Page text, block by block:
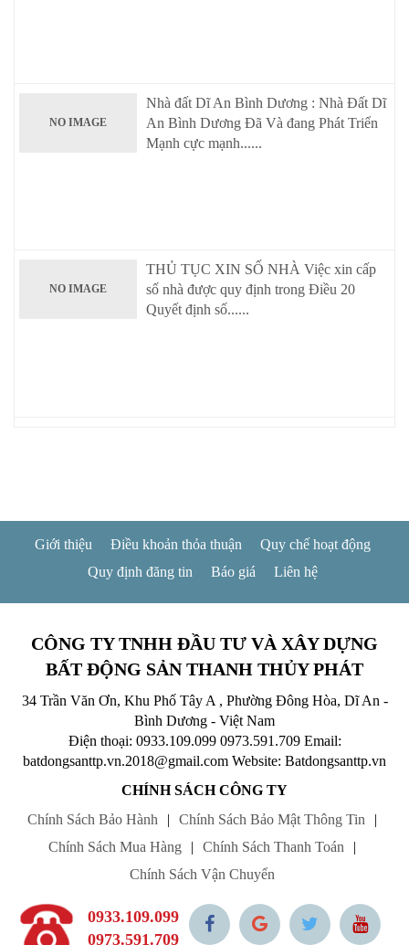
NO IMAGE
Nhà đất Dĩ An Bình Dương : Nhà Đất Dĩ
An Bình Dương Đã Và đang Phát Triển
Mạnh cực mạnh......
NO IMAGE
THỦ TỤC XIN SỐ NHÀ Việc xin cấp
số nhà được quy định trong Điều 20
Quyết định số......
Giới thiệu Điều khoản thỏa thuận
Quy chế hoạt động
Quy định đăng tin
Báo giá Liên hệ
CÔNG TY TNHH ĐẦU TƯ VÀ XÂY DỰNG
BẤT ĐỘNG SẢN THANH THỦY PHÁT
34 Trần Văn Ơn, Khu Phố Tây A , Phường Đông Hòa, Dĩ An -
Bình Dương - Việt Nam
Điện thoại: 0933.109.099 0973.591.709 Email:
batdongsanttp.vn.2018@gmail.com Website: Batdongsanttp.vn
CHÍNH SÁCH CÔNG TY
Chính Sách Bảo Hành
| Chính Sách Bảo Mật Thông Tin
|
Chính Sách Mua Hàng
| Chính Sách Thanh Toán
|
Chính Sách Vận Chuyển
0933.109.099
0973.591.709